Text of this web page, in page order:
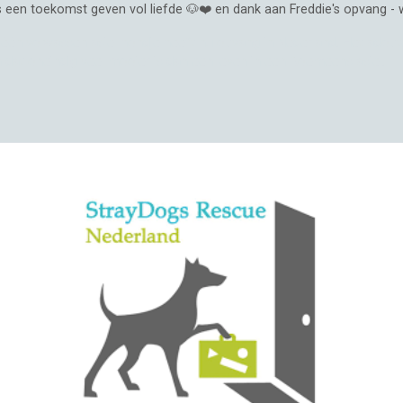
toekomst geven vol liefde 🐶❤️ en dank aan Freddie's opvang -